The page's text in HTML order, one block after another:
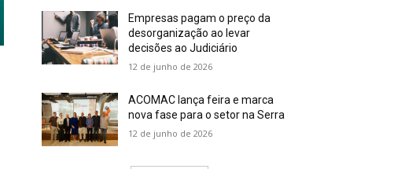
Empresas pagam o preço da
desorganização ao levar
decisões ao Judiciário
12 de junho de 2026
ACOMAC lança feira e marca
nova fase para o setor na Serra
12 de junho de 2026